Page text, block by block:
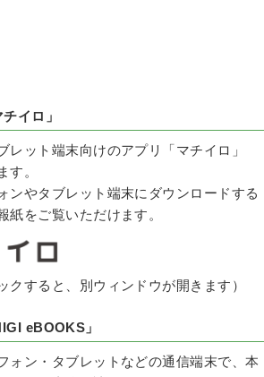
チイロ」
レット端末向けのアプリ「マチイロ」
す。
ンやタブレット端末にダウンロードする
紙をご覧いただけます。
クすると、別ウィンドウが開きます）
eBOOKS 」
ォン・タブレットなどの通信端末で、本